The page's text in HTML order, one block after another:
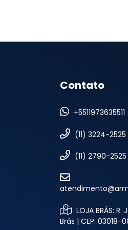
Contato
+5511973635511
(11) 3224-2525
(11) 2790-2525
LOJA BRÁS:
Brás | CEP: 03018-